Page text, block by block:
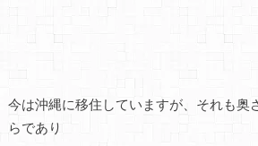
今は沖縄に移住していますが、それも奥
らであり